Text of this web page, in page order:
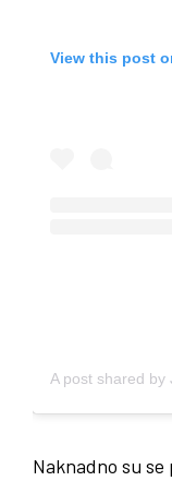
View this post
Naknadno su